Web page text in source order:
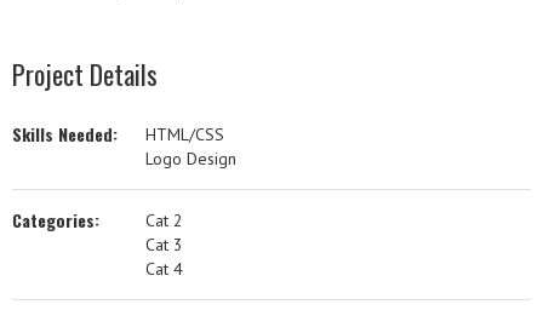
Project Details
Skills Needed:
HTML/CSS
Logo Design
Categories:
Cat 2
Cat 3
Cat 4